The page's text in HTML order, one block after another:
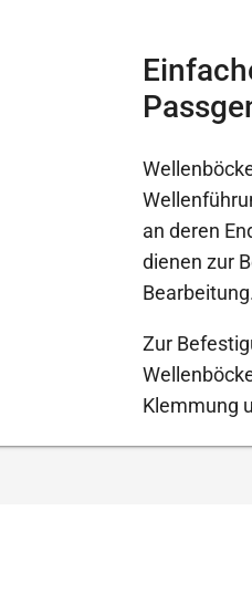
an deren
dienen zur
Zur
Klemmung